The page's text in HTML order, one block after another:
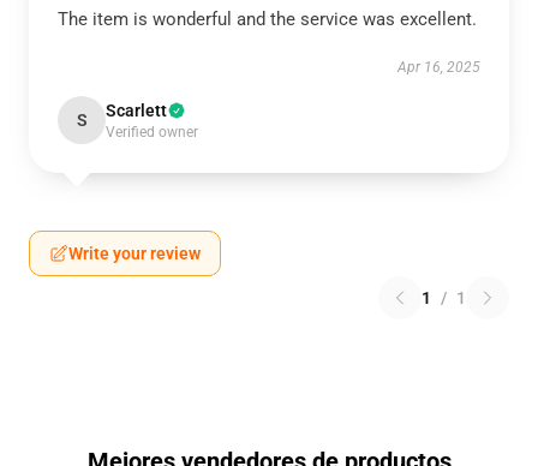
The item is wonderful and the service was excellent.
Apr 16, 2025
S Scarlett
Verified owner
Write your review
1 / 1